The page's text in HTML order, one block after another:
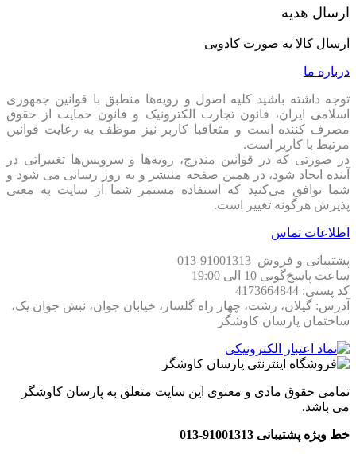
ارسال هدیه
ارسال کالا به صورت کادویی
درباره ما
توجه داشته باشید کلیه اصول و رویه‏‌ها منطبق با قوانین جمهوری
اسلامی ایران، قانون تجارت الکترونیک و قانون حمایت از حقوق
مصرف کننده است و متعاقبا کاربر نیز موظف به رعایت قوانین
مرتبط با کاربر است.
در صورتی که در قوانین مندرج، رویه‏‌ها و سرویس‏‌ها تغییراتی در
آینده ایجاد شود، در همین صفحه منتشر و به روز رسانی می شود و
شما توافق می‏‌کنید که استفاده مستمر شما از سایت به معنی
پذیرش هرگونه تغییر است.
اطلاعات تماس
پشتیبانی و فروش 91001313-013
ساعت پاسخ‌گویی 10 الی 19:00
کد پستی: 4173664844
آدرس: گیلان، رشت، چهار راه گلسار، خیابان جوان، نبش جوان یک،
ساختمان پارسان کاوشگر
تمامی حقوق مادی و معنوی این سایت متعلق به پارسان کاوشگر
می باشد.
خط ویژه پشتیبانی 91001313-013